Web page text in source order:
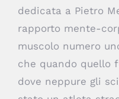
dedicata a Pietro
rapporto mente-
muscolo numero
che quando quello
dove neppure gli